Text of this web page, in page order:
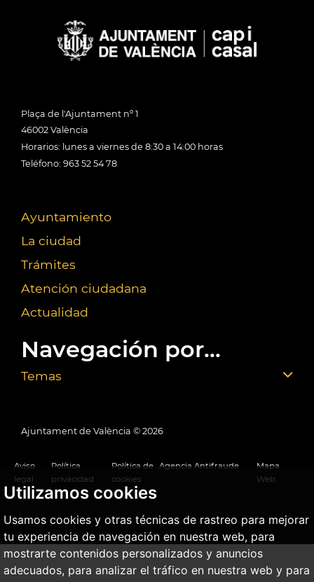
Utilizamos cookies
Usamos cookies y otras técnicas de rastreo para mejorar
tu experiencia de navegación en nuestra web, para
mostrarte contenidos personalizados y anuncios
adecuados, para analizar el tráfico en nuestra web y para
Plaça de l'Ajuntament nº 1
46002 València
Horarios: lunes a viernes de 8:30 a 14:00 horas
Teléfono: 963 52 54 78
Ayuntamiento
La ciudad
Trámites
Atención ciudadana
Actualidad
Navegación por...
Temas
Ajuntament de València © 2026
Aviso
legal
Política
privacidad
Política de
cookies
Agencia Antifraude
Mapa
Web